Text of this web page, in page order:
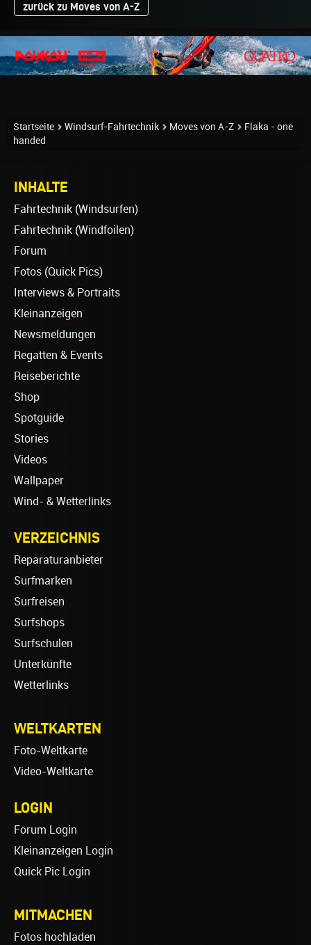
zurück zu Moves von A-Z
Startseite Windsurf-Fahrtechnik Moves von A-Z
Flaka - one
handed
INHALTE
Fahrtechnik (Windsurfen)
Fahrtechnik (Windfoilen)
Forum
Fotos (Quick Pics)
Interviews & Portraits
Kleinanzeigen
Newsmeldungen
Regatten & Events
Reiseberichte
Shop
Spotguide
Stories
Videos
Wallpaper
Wind- & Wetterlinks
VERZEICHNIS
Reparaturanbieter
Surfmarken
Surfreisen
Surfshops
Surfschulen
Unterkünfte
Wetterlinks
WELTKARTEN
Foto-Weltkarte
Video-Weltkarte
LOGIN
Forum Login
Kleinanzeigen Login
Quick Pic Login
MITMACHEN
Fotos hochladen